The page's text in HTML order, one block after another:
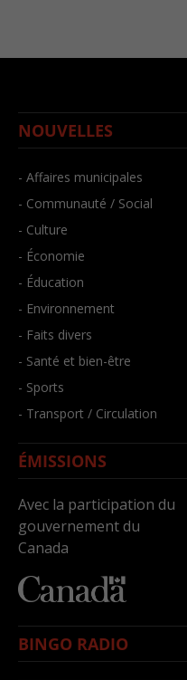
NOUVELLES
- Affaires municipales
- Communauté / Social
- Culture
- Économie
- Éducation
- Environnement
- Faits divers
- Santé et bien-être
- Sports
- Transport / Circulation
ÉMISSIONS
Avec la participation du
gouvernement du
Canada
BINGO RADIO